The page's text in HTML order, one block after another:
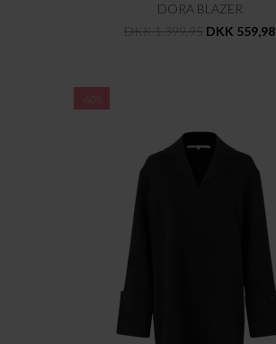
DORA BLAZER
DKK 1.399,95 DKK 559,98
-60%